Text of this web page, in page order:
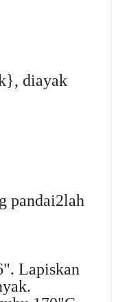
diayak
pandai2lah
Lapiskan